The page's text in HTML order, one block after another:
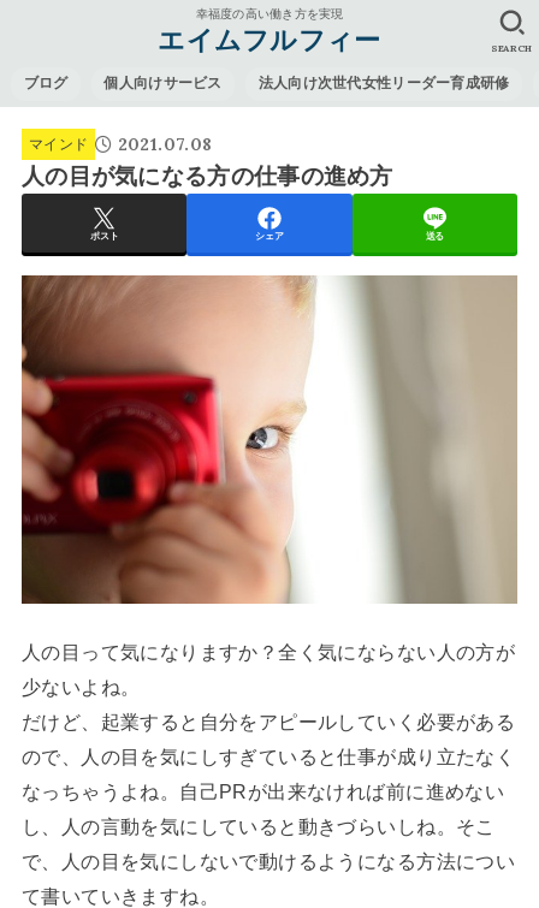
幸福度の高い働き方を実現
エイムフルフィー
ブログ 個人向けサービス 法人向け次世代女性リーダー育成研修
SEARCH
マインド 2021.07.08
人の目が気になる方の仕事の進め方
ポスト シェア 送る
人の目って気になりますか？全く気にならない人の方が
少ないよね。
だけど、起業すると自分をアピールしていく必要がある
ので、人の目を気にしすぎていると仕事が成り立たなく
なっちゃうよね。自己PRが出来なければ前に進めない
し、人の言動を気にしていると動きづらいしね。そこ
で、人の目を気にしないで動けるようになる方法につい
て書いていきますね。